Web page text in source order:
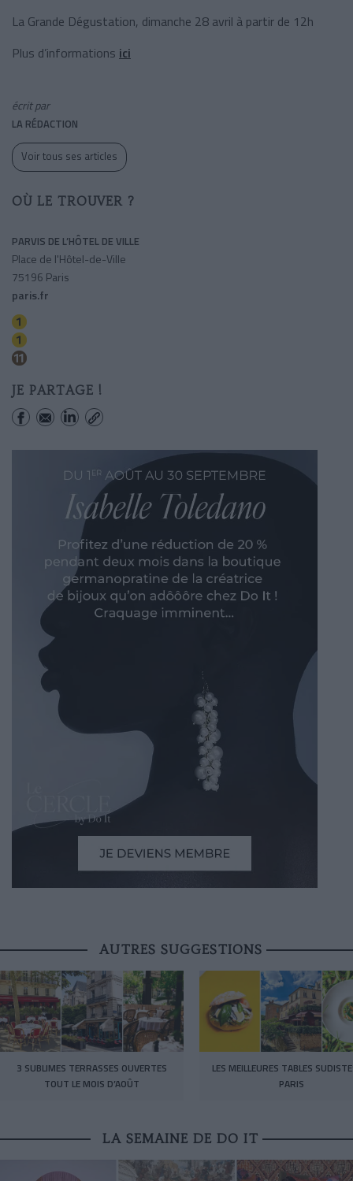
La Grande Dégustation, dimanche 28 avril à partir de 12h
Plus d’informations ici
écrit par
LA RÉDACTION
Voir tous ses articles
OÙ LE TROUVER ?
PARVIS DE L’HÔTEL DE VILLE
Place de l'Hôtel-de-Ville
75196 Paris
paris.fr
JE PARTAGE !
AUTRES SUGGESTIONS
3 SUBLIMES TERRASSES OUVERTES
TOUT LE MOIS D’AOÛT
LES MEILLEURES TABLES
PARIS
LA SEMAINE DE DO IT